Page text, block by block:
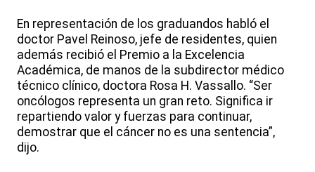
En representación de los graduandos habló el
doctor Pavel Reinoso, jefe de residentes, quien
además recibió el Premio a la Excelencia
Académica, de manos de la subdirector médico
técnico clínico, doctora Rosa H. Vassallo. “Ser
oncólogos representa un gran reto. Significa ir
repartiendo valor y fuerzas para continuar,
demostrar que el cáncer no es una sentencia”,
dijo.